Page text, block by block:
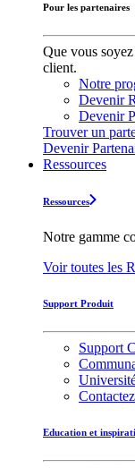
Pour les partenaires
Que vous
client.
Notre
Devenir
Devenir
Trouver un
Devenir
Ressources
Ressources
Notre gamme
Voir toutes les
Support Produit
Support
Education et